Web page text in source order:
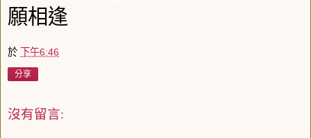
願相逢
於 下午6:46
分享
沒有留言: